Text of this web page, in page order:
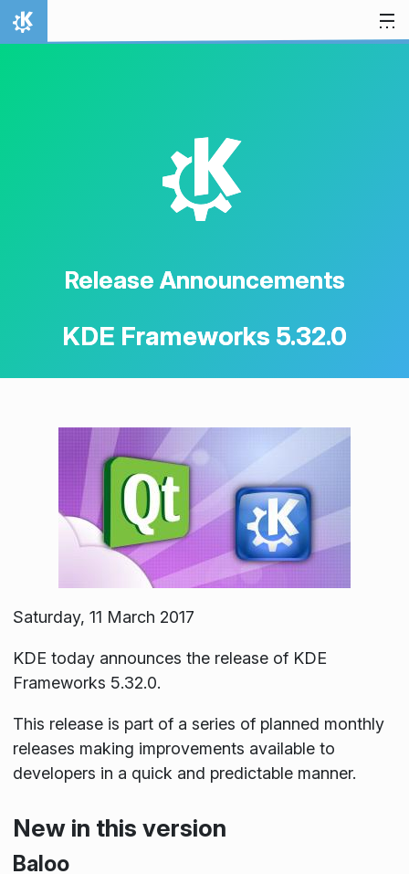
Skip to content
Home
K
Release Announcements
KDE Frameworks 5.32.0
Saturday, 11 March 2017
KDE today announces the release of KDE
Frameworks 5.32.0.
This release is part of a series of planned monthly
releases making improvements available to
developers in a quick and predictable manner.
New in this version
Baloo